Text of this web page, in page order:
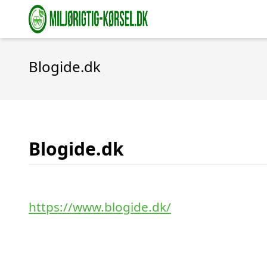
Blogide.dk
Blogide.dk
https://www.blogide.dk/